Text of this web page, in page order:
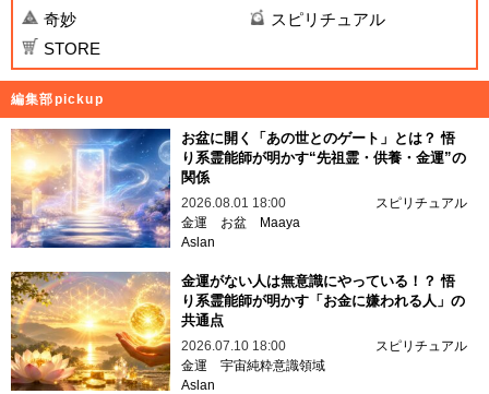
奇妙
スピリチュアル
STORE
編集部pickup
お盆に開く「あの世とのゲート」とは？ 悟
り系霊能師が明かす“先祖霊・供養・金運”の
関係
2026.08.01 18:00
スピリチュアル
金運
お盆
Maaya
Aslan
金運がない人は無意識にやっている！？ 悟
り系霊能師が明かす「お金に嫌われる人」の
共通点
2026.07.10 18:00
スピリチュアル
金運 宇宙純粋意識領域
Aslan